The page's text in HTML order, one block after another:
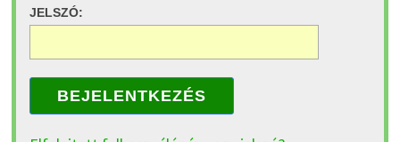
JELSZÓ:
BEJELENTKEZÉS